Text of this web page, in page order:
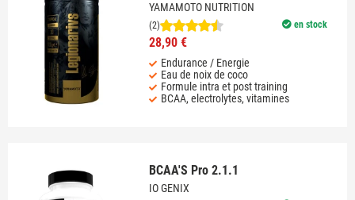
YAMAMOTO NUTRITION
en stock
(2)
28,90 €
Endurance / Energie
Eau de noix de coco
Formule intra et post training
BCAA, electrolytes, vitamines
BCAA'S Pro 2.1.1
IO GENIX